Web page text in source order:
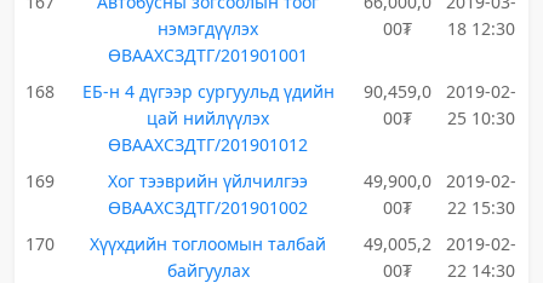
нэмэгдүүлэх
ӨВААХСЗДТГ/201901001
00₮
18 12:30
168
ЕБ-н 4 дүгээр сургуульд үдийн
цай нийлүүлэх
ӨВААХСЗДТГ/201901012
90,459,0
00₮
2019-02-
25 10:30
169
Хог тээврийн үйлчилгээ
ӨВААХСЗДТГ/201901002
49,900,0
00₮
2019-02-
22 15:30
170
Хүүхдийн тоглоомын талбай
байгуулах
49,005,2
00₮
2019-02-
22 14:30